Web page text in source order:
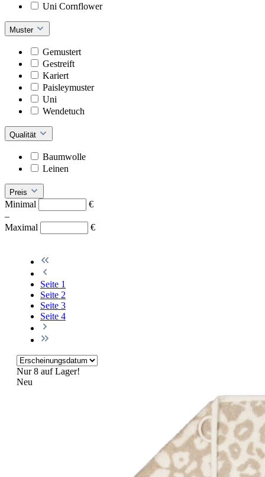
Uni Cornflower
Muster
Gemustert
Gestreift
Kariert
Paisleymuster
Uni
Wendetuch
Qualität
Baumwolle
Leinen
Preis
Minimal
€
–
Maximal
€
Seite 1
Seite 2
Seite 3
Seite 4
Nur 8 auf Lager!
Neu